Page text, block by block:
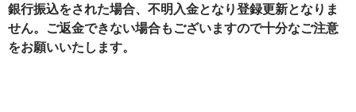
銀行振込をされた場合、不明入金となり登録更新となりま
せん。ご返金できない場合もございますので十分なご注意
をお願いいたします。